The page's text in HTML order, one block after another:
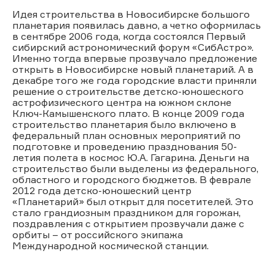
Идея строительства в Новосибирске большого
планетария появилась давно, а четко оформилась
в сентябре 2006 года, когда состоялся Первый
сибирский астрономический форум «СибАстро».
Именно тогда впервые прозвучало предложение
открыть в Новосибирске новый планетарий. А в
декабре того же года городские власти приняли
решение о строительстве детско-юношеского
астрофизического центра на южном склоне
Ключ-Камышенского плато. В конце 2009 года
строительство планетария было включено в
федеральный план основных мероприятий по
подготовке и проведению празднования 50-
летия полета в космос Ю.А. Гагарина. Деньги на
строительство были выделены из федерального,
областного и городского бюджетов. В феврале
2012 года детско-юношеский центр
«Планетарий» был открыт для посетителей. Это
стало грандиозным праздником для горожан,
поздравления с открытием прозвучали даже с
орбиты – от российского экипажа
Международной космической станции.